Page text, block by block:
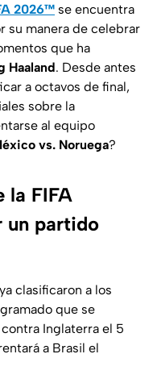
2026™ se encuentra
su manera de celebrar
que ha
Haaland. Desde antes
a octavos de final,
sobre la
al equipo
vs. Noruega?
la FIFA
un partido
clasificaron a los
que se
Inglaterra el 5
a Brasil el